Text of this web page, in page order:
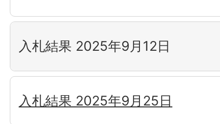
入札結果 2025年9月12日
入札結果 2025年9月25日